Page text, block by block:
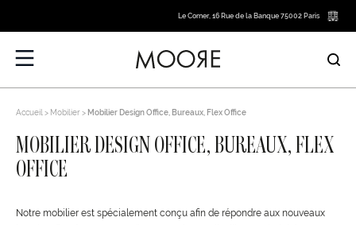
Le Corner, 16 Rue de la Banque 75002 Paris
Accueil Mobilier Mobilier Design Office, Bureaux, Flex Office
MOBILIER DESIGN OFFICE, BUREAUX, FLEX
OFFICE
Notre mobilier est spécialement conçu afin de répondre aux nouveaux